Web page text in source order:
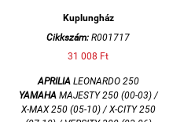
Kuplungház
Cikkszám: R001717
31 008 Ft
APRILIA LEONARDO 250
YAMAHA MAJESTY 250 (00-03) /
X-MAX 250 (05-10) / X-CITY 250